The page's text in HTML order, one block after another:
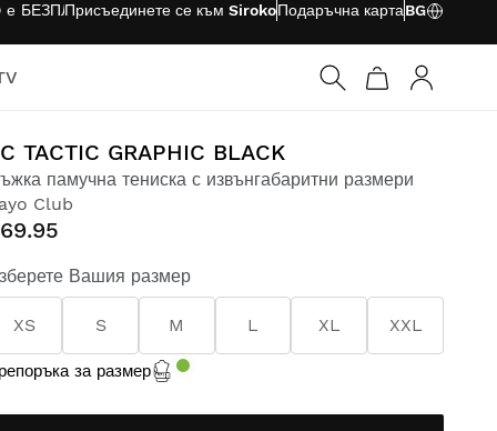
е БЕЗПЛАТНОПрисъединете се към SirokoПодаръчна картаBG
TACTIC GRAPHIC BLACK
памучна тениска с извънгабаритни размери
Club
Вашия размер
XS S M L XL XXL
за размер